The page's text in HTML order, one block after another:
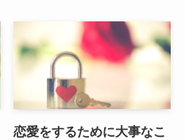
恋愛をするために大事なこ